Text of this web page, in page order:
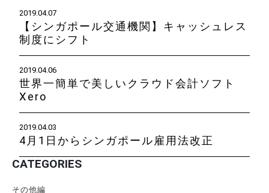
2019.04.07
【シンガポール交通機関】キャッシュレス
制度にシフト
2019.04.06
世界一簡単で美しいクラウド会計ソフト
Xero
2019.04.03
4月1日からシンガポール雇用法改正
CATEGORIES
その他編